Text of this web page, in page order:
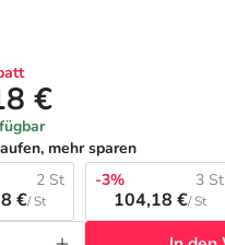
€
mehr sparen
2 St
€/ St
-3% 3 St
104,18 €/ St